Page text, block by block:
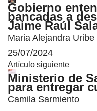
Gobierno
bancadas a
Jaime Raúl
Maria Alejandra Uribe
25/07/2024
Artículo siguiente
Ministerio de
para entregar
Camila Sarmiento